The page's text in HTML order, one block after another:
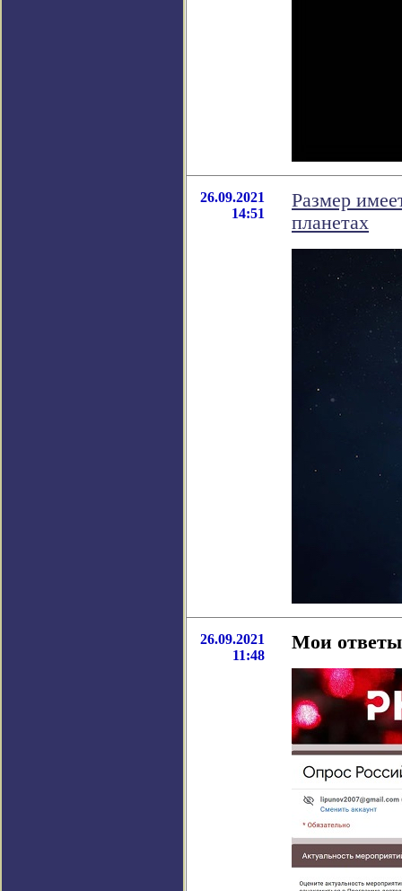
26.09.2021
14:51
Размер
планетах
26.09.2021
11:48
Мои ответы